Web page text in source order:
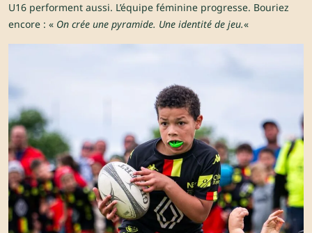
U16 performent aussi. L’équipe féminine progresse. Bouriez
encore : « On crée une pyramide. Une identité de jeu.«